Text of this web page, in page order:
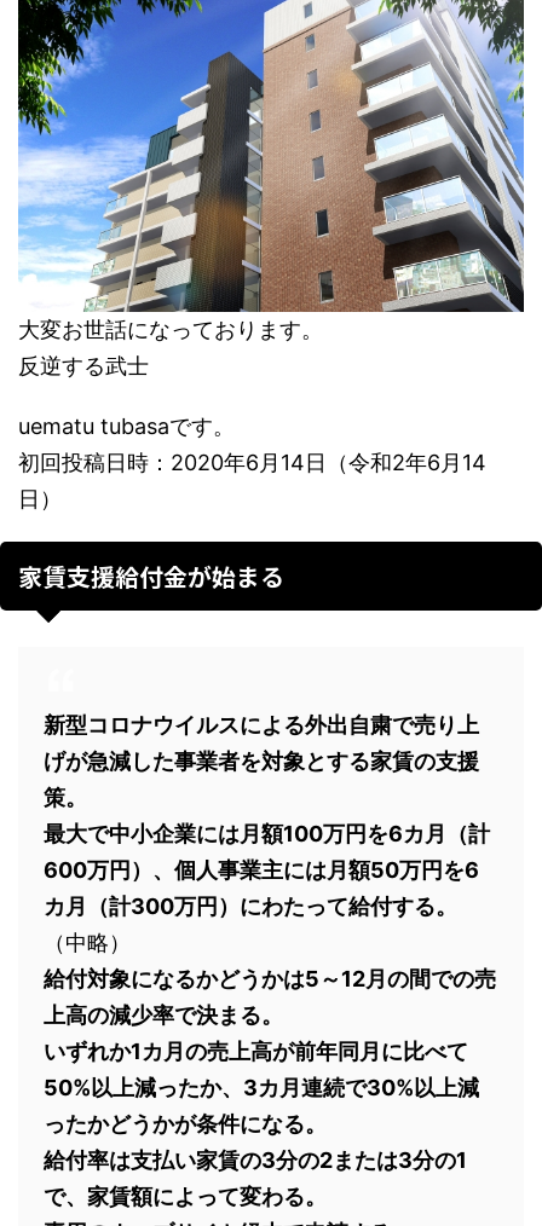
大変お世話になっております。
反逆する武士
uematu tubasaです。
初回投稿日時：2020年6月14日（令和2年6月14
日）
家賃支援給付金が始まる
新型コロナウイルスによる外出自粛で売り上
げが急減した事業者を対象とする家賃の支援
策。
最大で中小企業には月額100万円を6カ月（計
600万円）、個人事業主には月額50万円を6
カ月（計300万円）にわたって給付する。
（中略）
給付対象になるかどうかは5～12月の間での売
上高の減少率で決まる。
いずれか1カ月の売上高が前年同月に比べて
50%以上減ったか、3カ月連続で30%以上減
ったかどうかが条件になる。
給付率は支払い家賃の3分の2または3分の1
で、家賃額によって変わる。